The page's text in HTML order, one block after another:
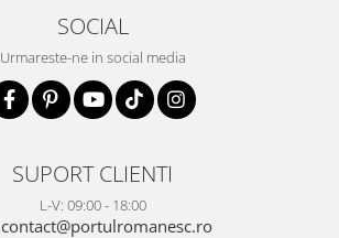
SOCIAL
Urmareste-ne in social media
SUPORT CLIENTI
L-V: 09:00 - 18:00
contact@portulromanesc.ro